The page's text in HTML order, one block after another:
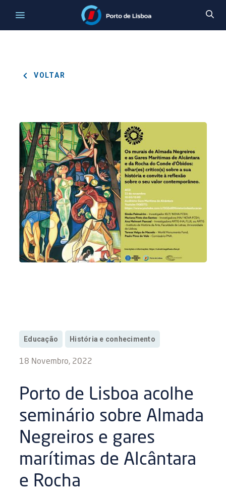
VOLTAR
Educação História e conhecimento
18 Novembro, 2022
Porto de Lisboa acolhe
seminário sobre Almada
Negreiros e gares
marítimas de Alcântara
e Rocha